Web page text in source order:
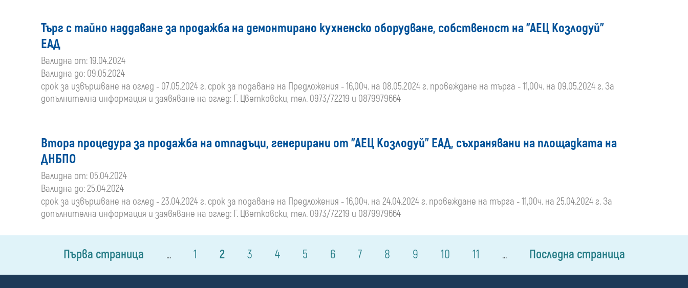
Търг с тайно наддаване за продажба на демонтирано кухненско оборудване, собственост на "АЕЦ Козлодуй"
ЕАД
Валидна от: 19.04.2024
Валидна до: 09.05.2024
срок за извършване на оглед - 07.05.2024 г. срок за подаване на Предложения - 16,00ч. на 08.05.2024 г. провеждане на търга - 11,00ч. на 09.05.2024 г. За
допълнителна информация и заявяване на оглед: Г. Цветковски, тел. 0973/72219 и 0879979664
Втора процедура за продажба на отпадъци, генерирани от "АЕЦ Козлодуй" ЕАД, съхранявани на площадката на
ДНБПО
Валидна от: 05.04.2024
Валидна до: 25.04.2024
срок за извършване на оглед - 23.04.2024 г. срок за подаване на Предложения - 16,00ч. на 24.04.2024 г. провеждане на търга - 11,00ч. на 25.04.2024 г. За
допълнителна информация и заявяване на оглед: Г. Цветковски, тел. 0973/72219 и 0879979664
Първа страница ... 1 2 3 4 5 6 7 8 9 10 11 ... Последна страница